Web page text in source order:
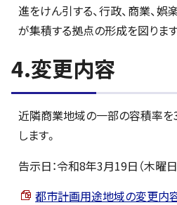
進をけん引する、行政、商業、娯
が集積する拠点の形成を図ります
4.変更内容
近隣商業地域の一部の容積率
します。
告示日：令和8年3月19日（木曜日
都市計画用途地域の変更内容